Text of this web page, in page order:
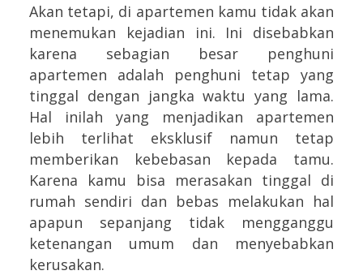
Akan tetapi, di apartemen kamu tidak akan
menemukan kejadian ini. Ini disebabkan
karena sebagian besar penghuni
apartemen adalah penghuni tetap yang
tinggal dengan jangka waktu yang lama.
Hal inilah yang menjadikan apartemen
lebih terlihat eksklusif namun tetap
memberikan kebebasan kepada tamu.
Karena kamu bisa merasakan tinggal di
rumah sendiri dan bebas melakukan hal
apapun sepanjang tidak mengganggu
ketenangan umum dan menyebabkan
kerusakan.